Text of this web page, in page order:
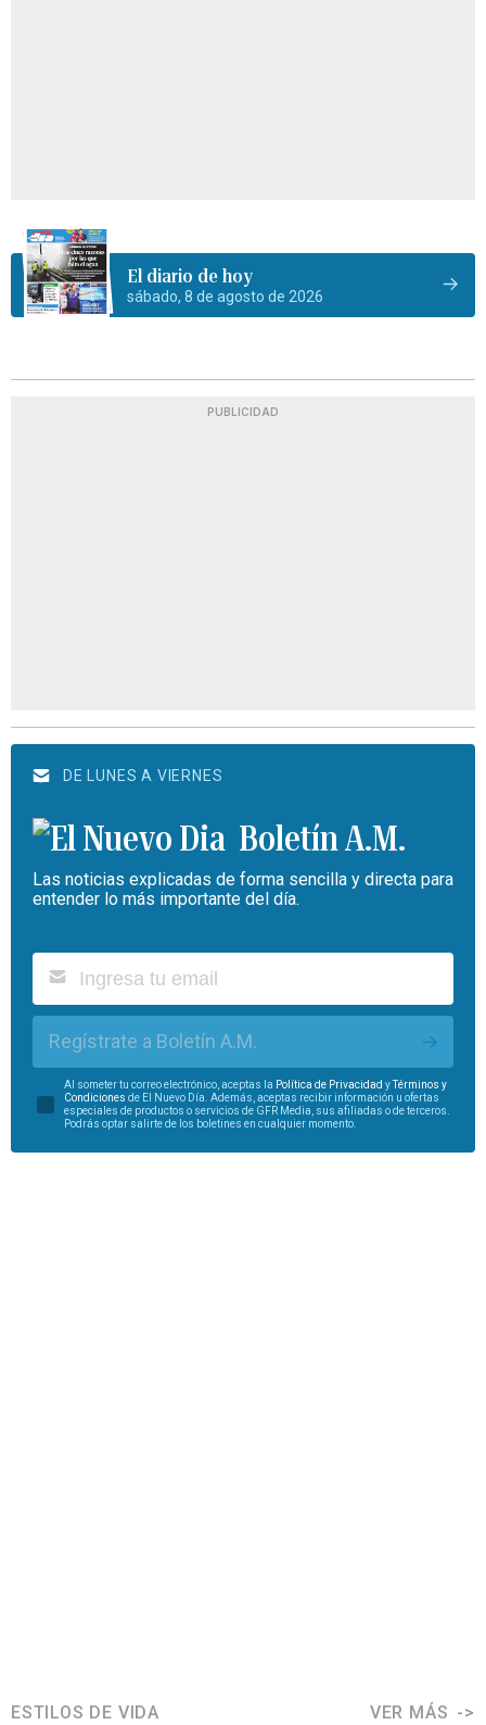
El diario de hoy
sábado, 8 de agosto de 2026
PUBLICIDAD
DE LUNES A VIERNES
Boletín A.M.
Las noticias explicadas de forma sencilla y directa para
entender lo más importante del día.
Regístrate a Boletín A.M.
Al someter tu correo electrónico, aceptas la Política de Privacidad yTérminos y
Condiciones de El Nuevo Día. Además, aceptas recibir información u ofertas
especiales de productos o servicios de GFR Media, sus afiliadas o de terceros.
Podrás optar salirte de los boletines en cualquier momento.
ESTILOS DE VIDA VER MÁS